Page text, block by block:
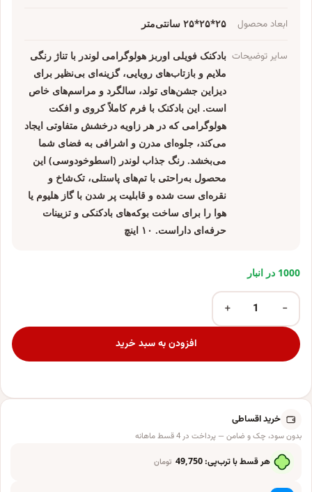
ابعاد محصول ۲۵*۲۵*۲۵ سانتی‌متر
سایر توضیحات بادکنک فویلی اوربز هولوگرامی لوندر با تناژ رنگی
ملایم و بازتاب‌های رویایی، گزینه‌ای بی‌نظیر برای
دیزاین جشن‌های تولد، سالگرد و مراسم‌های خاص
است. این بادکنک با فرم کاملاً کروی و افکت
هولوگرامی که در هر زاویه درخشش متفاوتی ایجاد
می‌کند، جلوه‌ای مدرن و اشرافی به فضای شما
می‌بخشد. رنگ جذاب لوندر (اسطوخودوسی) این
محصول به‌راحتی با تم‌های پاستلی، تک‌شاخ و
نقره‌ای ست شده و قابلیت پر شدن با گاز هلیوم یا
هوا را برای ساخت بوکه‌های بادکنکی و تزیینات
حرفه‌ای داراست. ۱۰ اینچ
1000 در انبار
بادکنک فویلی مدل اوربز هولوگرامی لوندر کد KP-10in عدد
−
+
افزودن به سبد خرید
خرید اقساطی
بدون سود، چک و ضامن — پرداخت در 4 قسط ماهانه
هر قسط با ترب‌پی:49,750 تومان